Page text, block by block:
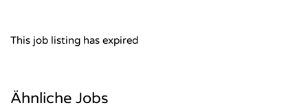
This job listing has expired
Ähnliche Jobs